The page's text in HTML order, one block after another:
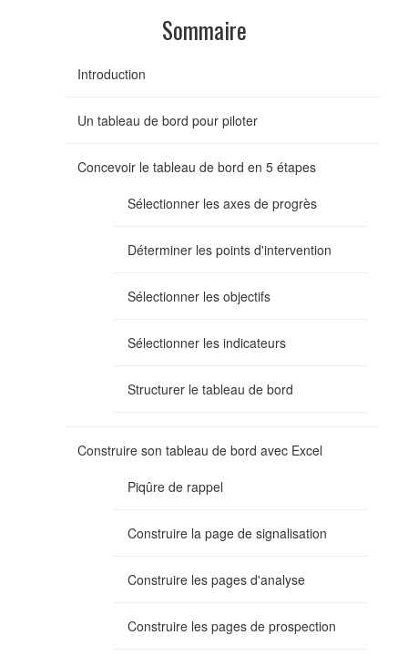
Sommaire
Introduction
Un tableau de bord pour piloter
Concevoir le tableau de bord en 5 étapes
Sélectionner les axes de progrès
Déterminer les points d'intervention
Sélectionner les objectifs
Sélectionner les indicateurs
Structurer le tableau de bord
Construire son tableau de bord avec Excel
Piqûre de rappel
Construire la page de signalisation
Construire les pages d'analyse
Construire les pages de prospection